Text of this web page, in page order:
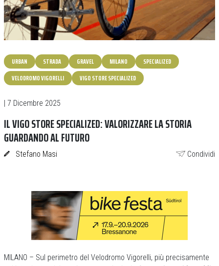
URBAN STRADA GRAVEL MILANO
SPECIALIZED
VELODROMO VIGORELLI
VIGO STORE SPECIALIZED
| 7 Dicembre 2025
IL VIGO STORE SPECIALIZED: VALORIZZARE LA STORIA
GUARDANDO AL FUTURO
Stefano Masi Condividi
MILANO – Sul perimetro del Velodromo Vigorelli, più precisamente